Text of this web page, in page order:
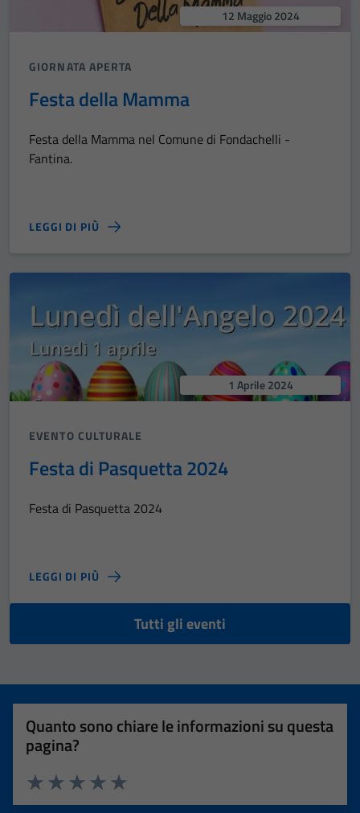
12 Maggio 2024
GIORNATA APERTA
Festa della Mamma
Festa della Mamma nel Comune di Fondachelli -
Fantina.
LEGGI DI PIÙ
1 Aprile 2024
EVENTO CULTURALE
Festa di Pasquetta 2024
Festa di Pasquetta 2024
LEGGI DI PIÙ
Tutti gli eventi
Quanto sono chiare le informazioni su questa
pagina?
Valuta 5 stelle su 5
Valuta 4 stelle su 5
Valuta 3 stelle su 5
Valuta 2 stelle su 5
Valuta 1 stelle su 5